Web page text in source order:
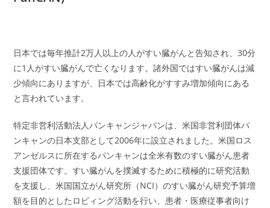
日本では毎年推計2万人以上の人がすい臓がんと告知され、30分
に1人がすい臓がんで亡くなります。諸外国ではすい臓がんは減
少傾向にありますが、日本では高齢化がすすみ増加傾向にある
と言われています。
特定非営利活動法人パンキャンジャパンは、米国非営利団体パ
ンキャンの日本支部として2006年に設立されました。米国ロス
アンゼルスに所在するパンキャンは全米有数のすい臓がん患者
支援団体です。すい臓がんを撲滅するために積極的に研究活動
を支援し、米国国立がん研究所（NCI）のすい臓がん研究予算増
額を目的としたロビィング活動を行い、患者・医療従事者向け